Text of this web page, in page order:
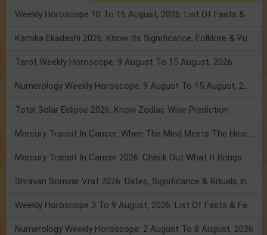
Weekly Horoscope 10 To 16 August, 2026: List Of Fasts & Festivals
Kamika Ekadashi 2026: Know Its Significance, Folklore & Puja Rituals
Tarot Weekly Horoscope: 9 August To 15 August, 2026
Numerology Weekly Horoscope: 9 August To 15 August, 2026
Total Solar Eclipse 2026: Know Zodiac Wise Prediction
Mercury Transit In Cancer: When The Mind Meets The Heart!
Mercury Transit In Cancer 2026: Check Out What It Brings For You
Shravan Somvar Vrat 2026: Dates, Significance & Rituals In August
Weekly Horoscope 3 To 9 August, 2026: List Of Fasts & Festivals
Numerology Weekly Horoscope: 2 August To 8 August, 2026